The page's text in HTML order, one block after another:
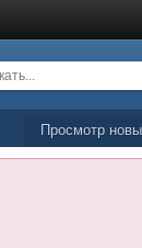
Просмотр